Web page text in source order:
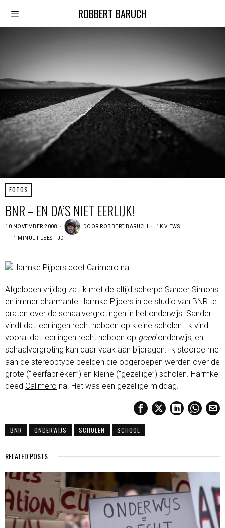
ROBBERT BARUCH
FOTOS
BNR – EN DA’S NIET EERLIJK!
10 NOVEMBER 2008 DOOR ROBBERT BARUCH 1K VIEWS
1 MINUUT LEESTIJD
Afgelopen vrijdag zat ik met de altijd scherpe Sander Simons
en immer charmante Harmke Pijpers in de studio van BNR te
praten over de schaalvergrotingen in het onderwijs. Sander
vindt dat leerlingen recht hebben op kleine scholen. Ik vind
vooral dat leerlingen recht hebben op goedonderwijs, en
schaalvergroting kan daar vaak aan bijdragen. Ik stoorde me
aan de stereoptype beelden die opgeroepen werden over de
grote (“leerfabrieken”) en kleine (“gezellige”) scholen. Harmke
deed Calimero na. Het was een gezellige middag.
BNR ONDERWIJS SCHOLEN SCHOOL
RELATED POSTS